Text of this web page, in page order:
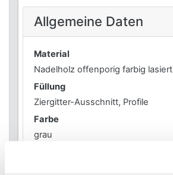
Allgemeine Daten
Material
Nadelholz offenporig farbig lasiert
Füllung
Ziergitter-Ausschnitt, Profile
Farbe
grau